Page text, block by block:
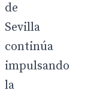
de
Sevilla
continúa
impulsando
la